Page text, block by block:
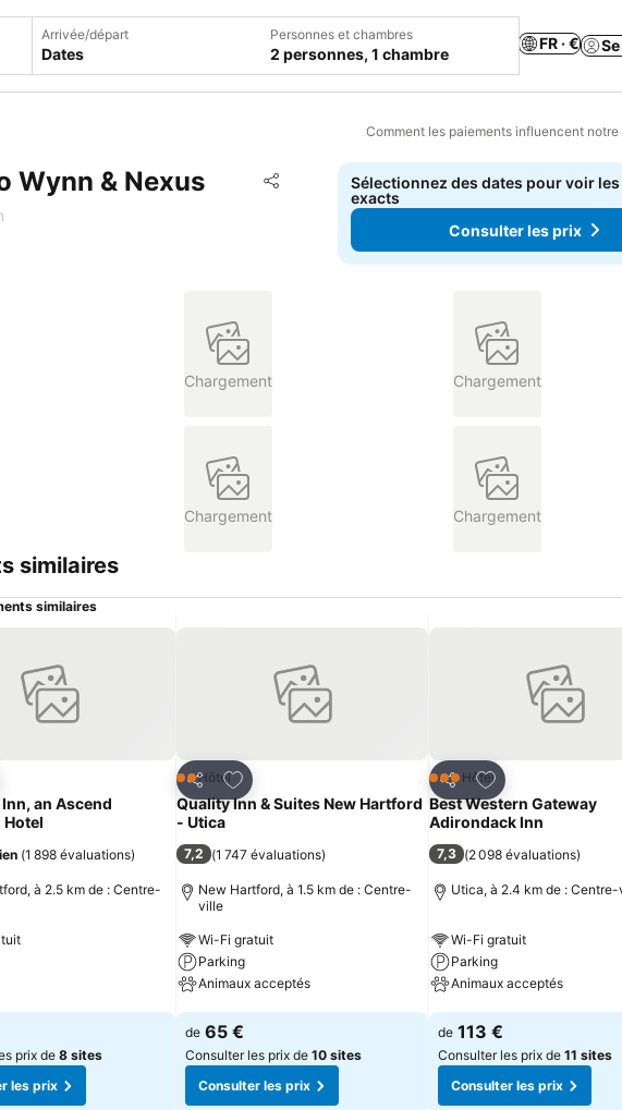
Arrivée/départ
Dates
Personnes et chambres
2 personnes, 1 chambre
FR · €
Comment les paiements influencent
Wynn & Nexus Partager
Ajouter à mes favoris
Sélectionnez des dates pour voir
exacts
Consulter les prix
Chargement Chargement
Chargement Chargement
similaires
similaires
à mes favoris
an Ascend
(1 898 évaluations)
à 2.5 km de : Centre-
les prix
prix de 8 sites
les prix
Partager
Ajouter à mes favoris
2 Étoiles
Hôtel
Quality Inn & Suites New Hartford
- Utica
7,2 (1 747 évaluations)
New Hartford, à 1.5 km de : Centre-
ville
Wi-Fi gratuit
Parking
Animaux acceptés
Consulter les prix
de 65 €
Consulter les prix de 10 sites
Consulter les prix
Partager
Ajouter à mes
3 ÉtoilesHôtel
Best Western Gateway
Adirondack Inn
7,3 (2 098 évaluations)
Utica, à 2.4 km de :
Wi-Fi gratuit
Parking
Animaux acceptés
Consulter les prix
de 113 €
Consulter les prix de 11 sites
Consulter les prix